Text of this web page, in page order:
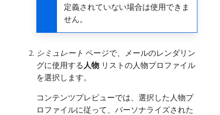
定義されていない場合は使用できま
せん。
シミュレート ページで、メールのレンダリン
グに使用する​ 人物 リストの人物プロファイル
を選択します。
コンテンツプレビューでは、選択した人物プ
ロファイルに従って、パーソナライズされた